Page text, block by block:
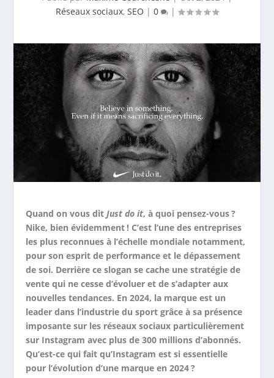
Réseaux sociaux, SEO | 0 |
Quand on vous ditJust do it, à quoi pensez-vous ?
Nike, bien évidemment ! C’est l’une des entreprises
les plus reconnues à l’échelle mondiale notamment,
pour son esprit de performance et le dépassement
de soi. Derrière ce slogan se cache une stratégie de
vente qui ne cesse d’évoluer et de s’adapter aux
nouvelles tendances. En 2024, la marque est un
leader dans l’industrie du sport grâce à sa présence
imposante sur les réseaux sociaux particulièrement
sur Instagram avec plus de 300 millions d’abonnés.
Qu’est-ce qui fait qu’Instagram est si essentielle
pour l’évolution d’une marque en 2024 ?